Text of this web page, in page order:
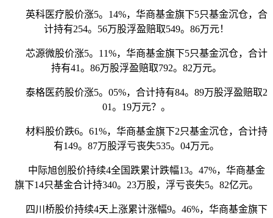
英科医疗股价涨5。14%，华商基金旗下5只基金沉仓，合
计持有254。56万股浮盈赔取549。86万元！
芯源微股价涨5。11%，华商基金旗下5只基金沉仓，合计
持有41。86万股浮盈赔取792。82万元。
泰格医药股价涨5。05%，合计持有84。89万股浮盈赔取2
01。19万元？。
材料股价跌6。61%，华商基金旗下2只基金沉仓，合计持
有149。87万股浮亏丧失535。04万元。
中际旭创股价持续4全国跌累计跌幅13。47%，华商基金
旗下14只基金合计持340。23万股，浮亏丧失5。82亿元。
四川桥股价持续4天上涨累计涨幅9。46%，华商基金旗下